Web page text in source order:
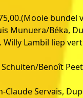
bundel
Munuera/Béka,
Willy Lambil liep
Benoît
Servais,